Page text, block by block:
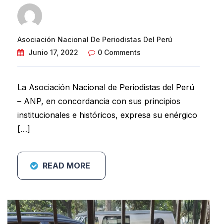
Asociación Nacional De Periodistas Del Perú
Junio 17, 2022
0 Comments
La Asociación Nacional de Periodistas del Perú
– ANP, en concordancia con sus principios
institucionales e históricos, expresa su enérgico
[…]
READ MORE